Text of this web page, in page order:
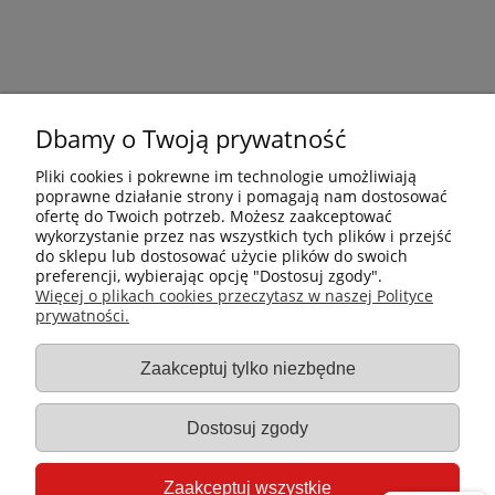
Płatności i dostawa
Gastro-Pol
Moje konto
Dbamy o Twoją prywatność
Pliki cookies i pokrewne im technologie umożliwiają
poprawne działanie strony i pomagają nam dostosować
ofertę do Twoich potrzeb. Możesz zaakceptować
wykorzystanie przez nas wszystkich tych plików i przejść
do sklepu lub dostosować użycie plików do swoich
preferencji, wybierając opcję "Dostosuj zgody".
Więcej o plikach cookies przeczytasz w naszej Polityce
prywatności.
Zaakceptuj tylko niezbędne
Dostosuj zgody
Zaakceptuj wszystkie